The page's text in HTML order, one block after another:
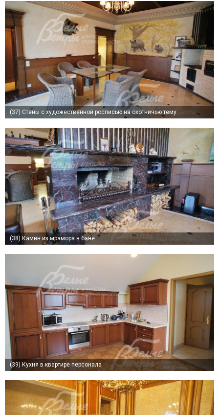
(37) Стены с художественной росписью на охотничью тему
(38) Камин из мрамора в бане
(39) Кухня в квартире персонала